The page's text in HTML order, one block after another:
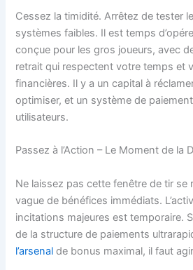
Cessez la timidité. Arrêtez de tester
systèmes faibles. Il est temps
conçue pour les gros joueurs, avec
retrait qui respectent votre temps et
financières. Il y a un capital à
optimiser, et un système de
utilisateurs.
Passez à l’Action – Le Moment de la
Ne laissez pas cette fenêtre de tir se
vague de bénéfices immédiats.
incitations majeures est temporaire.
de la structure de paiements
l’arsenal de bonus maximal, il faut